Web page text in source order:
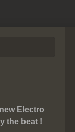
Electro
the beat !